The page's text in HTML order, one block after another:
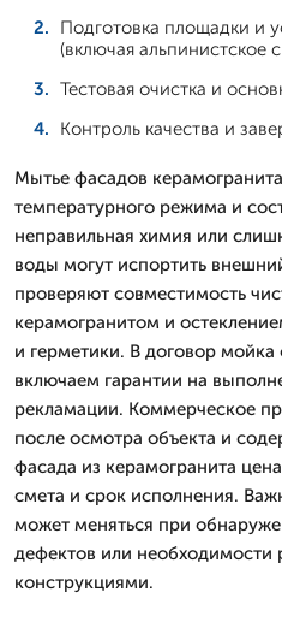
Подготовка площадки и
(включая альпинистское
Тестовая очистка и
Контроль качества и
Мытье фасадов керамогранита
температурного режима и
неправильная химия или
воды могут испортить
проверяют совместимость
керамогранитом и
и герметики. В договор мойка
включаем гарантии на
рекламации. Коммерческое
после осмотра объекта и
фасада из керамогранита
смета и срок исполнения.
может меняться при
дефектов или
конструкциями.